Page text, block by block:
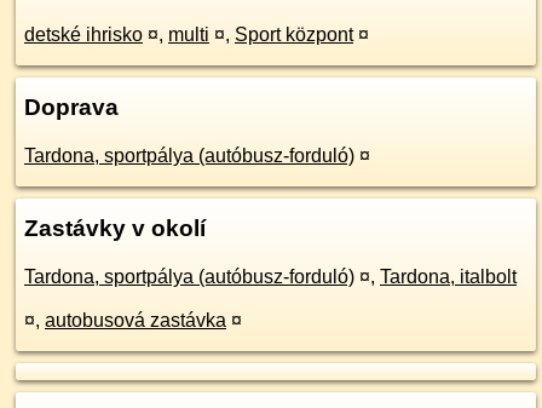
detské ihrisko ¤, multi ¤, Sport központ ¤
Doprava
Tardona, sportpálya (autóbusz-forduló) ¤
Zastávky v okolí
Tardona, sportpálya (autóbusz-forduló) ¤, Tardona, italbolt
¤, autobusová zastávka ¤